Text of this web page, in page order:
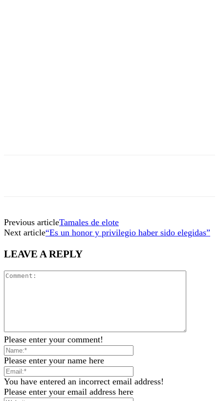
Previous articleTamales de elote
Next article“Es un honor y privilegio haber sido elegidas”
LEAVE A REPLY
Please enter your comment!
Please enter your name here
You have entered an incorrect email address!
Please enter your email address here